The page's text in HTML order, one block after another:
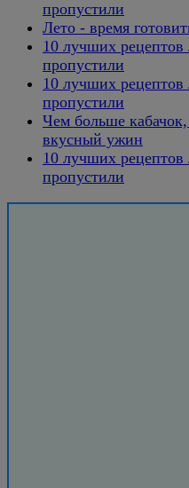
пропустили
Лето - время
10 лучших рецептов
пропустили
10 лучших рецептов
пропустили
Чем больше
вкусный ужин
10 лучших рецептов
пропустили